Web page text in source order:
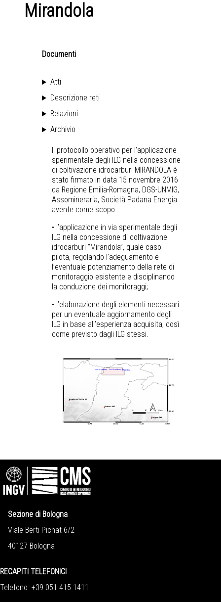
Mirandola
Documenti
Atti
Descrizione reti
Relazioni
Archivio
Il protocollo operativo per l’applicazione
sperimentale degli ILG nella concessione
di coltivazione idrocarburi MIRANDOLA è
stato firmato in data 15 novembre 2016
da Regione Emilia-Romagna, DGS-UNMIG,
Assomineraria, Società Padana Energia
avente come scopo:
• l’applicazione in via sperimentale degli
ILG nella concessione di coltivazione
idrocarburi “Mirandola”, quale caso
pilota, regolando l’adeguamento e
l’eventuale potenziamento della rete di
monitoraggio esistente e disciplinando
la conduzione dei monitoraggi;
• l’elaborazione degli elementi necessari
per un eventuale aggiornamento degli
ILG in base all’esperienza acquisita, così
come previsto dagli ILG stessi.
Sezione di Bologna
Viale Berti Pichat 6/2
40127 Bologna
RECAPITI TELEFONICI
Telefono +39 051 415 1411